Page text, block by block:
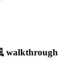
walkthrough